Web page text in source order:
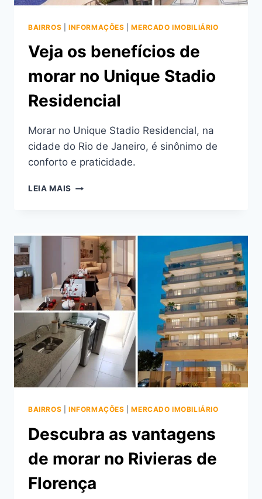
BAIRROS INFORMAÇÕES |MERCADO IMOBILIÁRIO
Veja os benefícios de
morar no Unique Stadio
Residencial
Morar no Unique Stadio Residencial, na
cidade do Rio de Janeiro, é sinônimo de
conforto e praticidade.
LEIA MAIS VEJA
MORAR
NO
UNIQUE
STADIO
RESIDENCIAL
BAIRROS INFORMAÇÕES |MERCADO IMOBILIÁRIO
Descubra as vantagens
de morar no Rivieras de
Florença